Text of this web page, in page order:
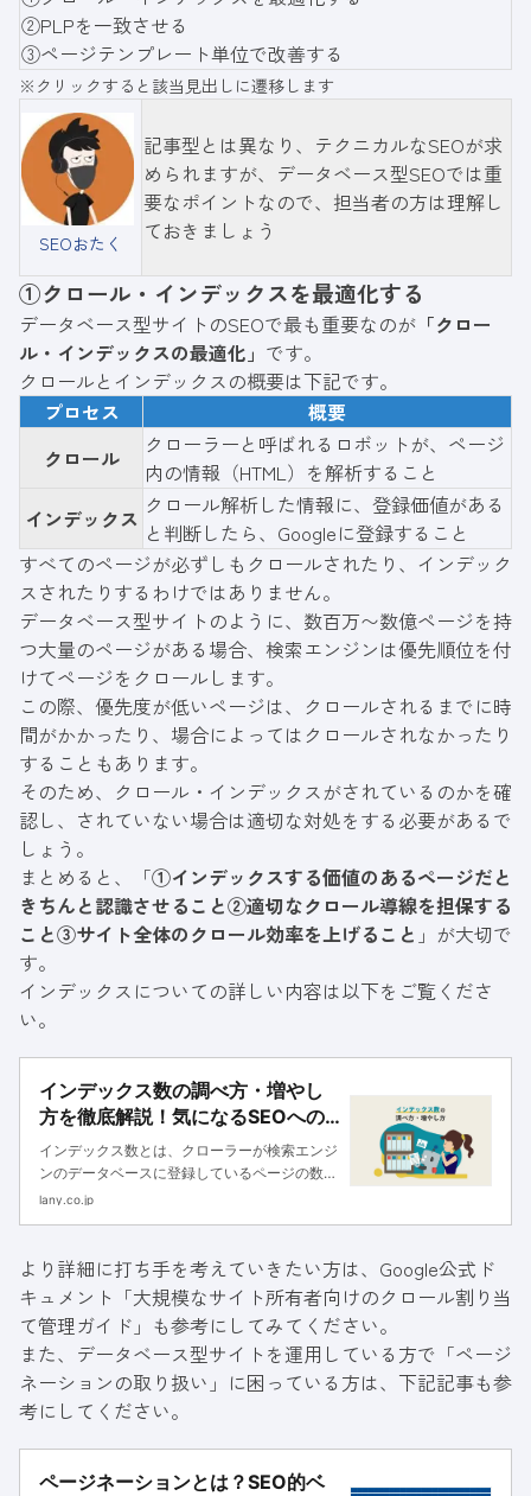
②PLPを一致させる
③ページテンプレート単位で改善する
※クリックすると該当見出しに遷移します
SEOおたく
記事型とは異なり、テクニカルなSEOが求
められますが、データベース型SEOでは重
要なポイントなので、担当者の方は理解し
ておきましょう
①クロール・インデックスを最適化する
データベース型サイトのSEOで最も重要なのが 「クロー
ル・インデックスの最適化」 です。
クロールとインデックスの概要は下記です。
プロセス
概要
クロール
クローラーと呼ばれるロボットが、ページ
内の情報（HTML）を解析すること
インデックス クロール解析した情報に、登録価値がある
と判断したら、Googleに登録すること
すべてのページが必ずしもクロールされたり、インデック
スされたりするわけではありません。
データベース型サイトのように、数百万〜数億ページを持
つ大量のページがある場合、検索エンジンは優先順位を付
けてページをクロールします。
この際、優先度が低いページは、クロールされるまでに時
間がかかったり、場合によってはクロールされなかったり
することもあります。
そのため、クロール・インデックスがされているのかを確
認し、されていない場合は適切な対処をする必要があるで
しょう。
まとめると、「①インデックスする価値のあるページだと
きちんと認識させること②適切なクロール導線を担保する
こと③サイト全体のクロール効率を上げること 」が大切で
す。
インデックスについての詳しい内容は以下をご覧くださ
い。
インデックス数の調べ方・増やし
方を徹底解説！気になるSEOへの
影響は？
インデックス数とは、クローラーが検索エンジ
ンのデータベースに登録しているページの数を
示すものです。SEO評価を効率的に向上させる
lany.co.jp
より詳細に打ち手を考えていきたい方は、Google公式ド
キュメント「大規模なサイト所有者向けのクロール割り当
て管理ガイド 」も参考にしてみてください。
また、データベース型サイトを運用している方で「ページ
ネーションの取り扱い」に困っている方は、下記記事も参
考にしてください。
ページネーションとは？SEO的ベ